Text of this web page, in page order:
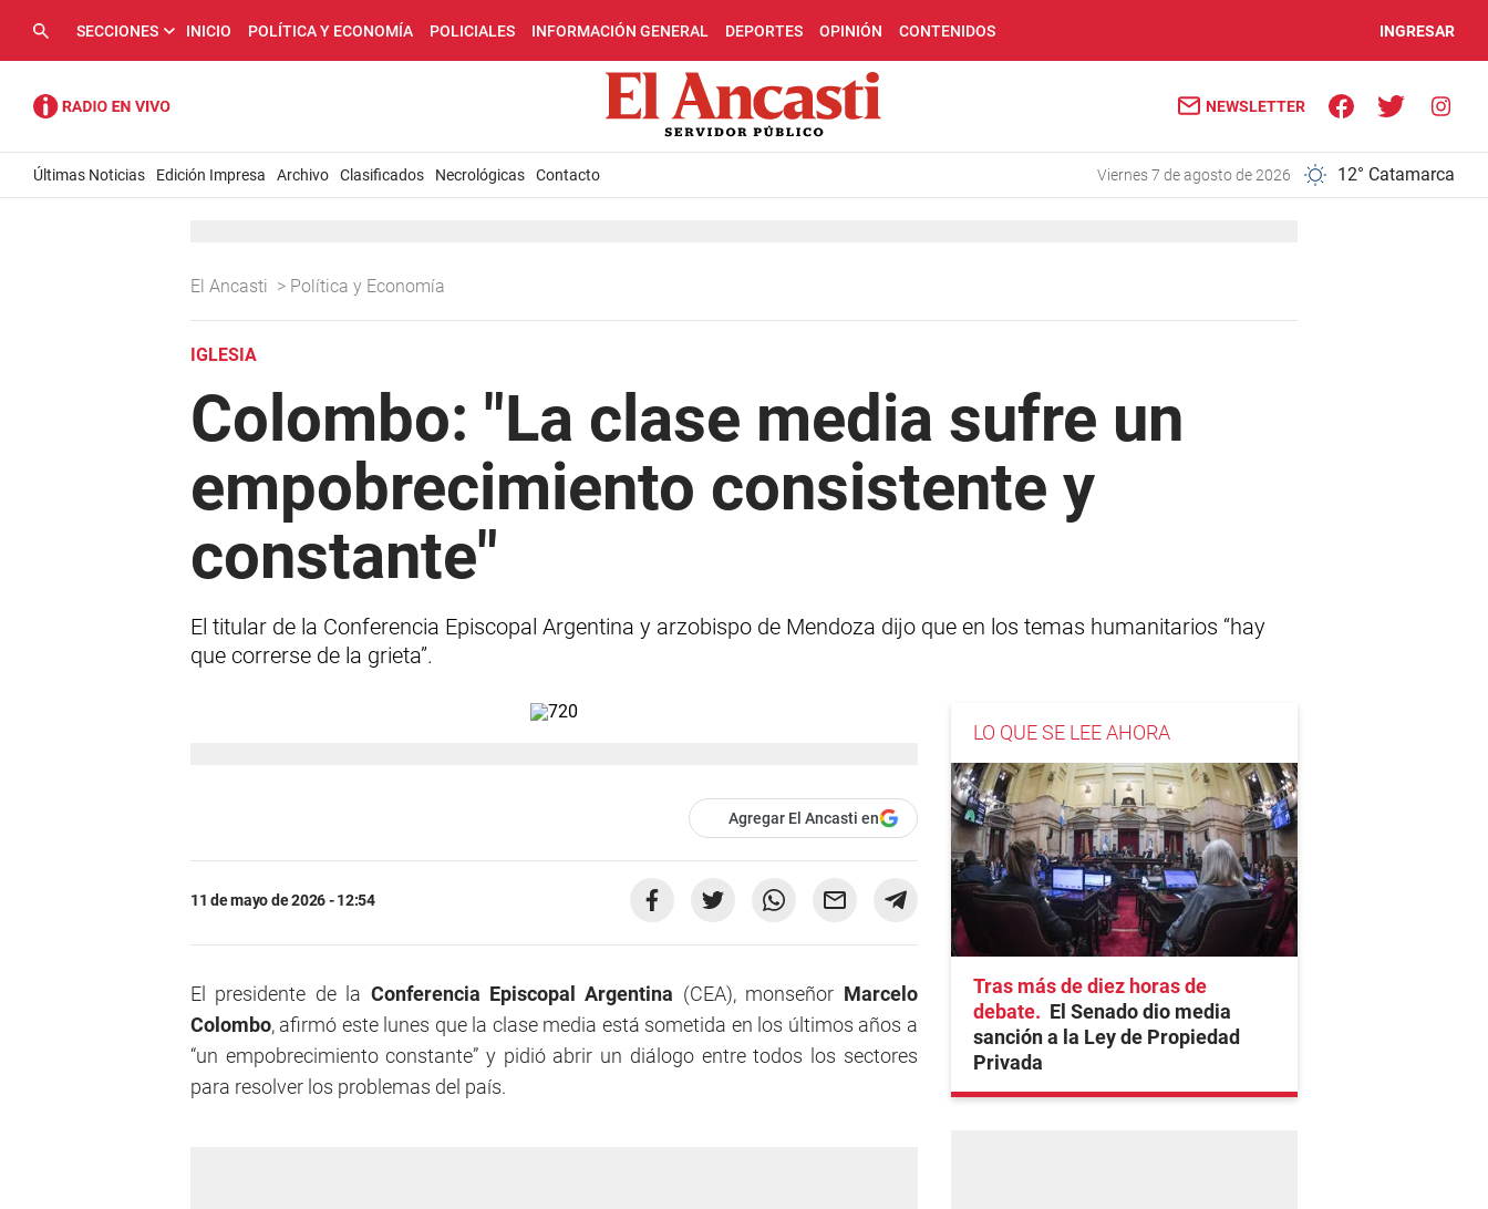
SECCIONES INICIO POLÍTICA Y ECONOMÍA POLICIALES INFORMACIÓN GENERAL DEPORTES OPINIÓN CONTENIDOS INGRESAR
NEWSLETTER
Últimas Noticias Edición Impresa Archivo Clasificados Necrológicas Contacto viernes 7 de agosto de 2026 12° Catamarca
El Ancasti > Política y Economía
IGLESIA
Colombo: "La clase media sufre un
empobrecimiento consistente y
constante"
El titular de la Conferencia Episcopal Argentina y arzobispo de Mendoza dijo que en los temas humanitarios “hay
que correrse de la grieta”.
Agregar El Ancasti en
11 de mayo de 2026 - 12:54
El presidente de la Conferencia Episcopal Argentina (CEA), monseñor Marcelo
Colombo, afirmó este lunes que la clase media está sometida en los últimos años a
“un empobrecimiento constante” y pidió abrir un diálogo entre todos los sectores
para resolver los problemas del país.
LO QUE SE LEE AHORA
Tras más de diez horas de
debate
El Senado dio media
sanción a la Ley de Propiedad
Privada